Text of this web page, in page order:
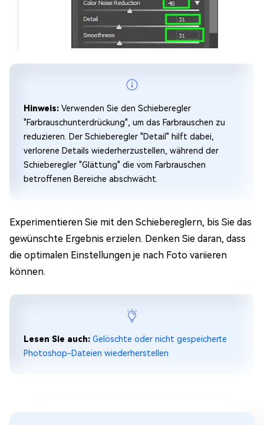
Hinweis: Verwenden Sie den Schieberegler
"Farbrauschunterdrückung", um das Farbrauschen zu
reduzieren. Der Schieberegler "Detail" hilft dabei,
verlorene Details wiederherzustellen, während der
Schieberegler "Glättung" die vom Farbrauschen
betroffenen Bereiche abschwächt.
Experimentieren Sie mit den Schiebereglern, bis Sie das
gewünschte Ergebnis erzielen. Denken Sie daran, dass
die optimalen Einstellungen je nach Foto variieren
können.
Lesen Sie auch: Gelöschte oder nicht gespeicherte
Photoshop-Dateien wiederherstellen